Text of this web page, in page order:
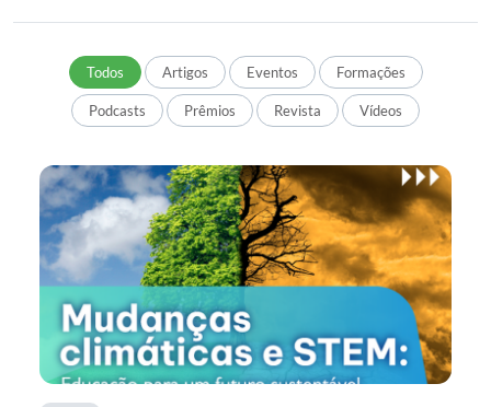
Todos Artigos Eventos Formações
Podcasts Prêmios Revista Vídeos